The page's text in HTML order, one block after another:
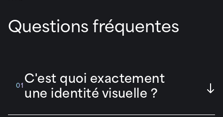
Questions fréquentes
01 C'est quoi exactement
une identité visuelle ?